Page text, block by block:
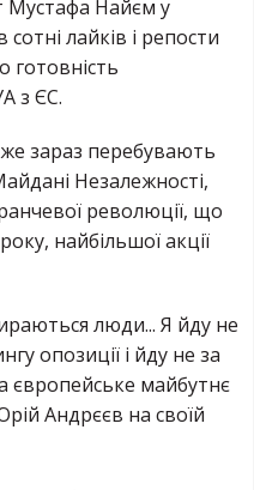
Мустафа Найєм у
лайків і репости
готовність
з ЄС.
зараз перебувають
Незалежності,
революції, що
найбільшої акції
люди... Я йду не
опозиції і йду не за
європейське майбутнє
Андрєєв на своїй